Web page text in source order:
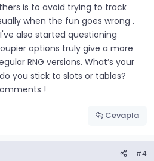
is to avoid trying to track
when the fun goes wrong .
also started questioning
options truly give a more
RNG versions. What’s your
you stick to slots or tables?
!
Cevapla
#4